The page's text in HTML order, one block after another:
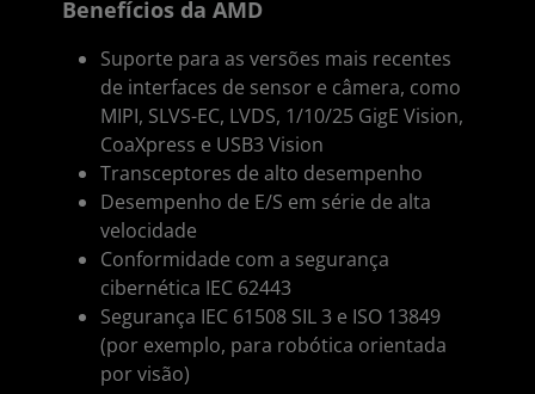
Benefícios da AMD
Suporte para as versões mais recentes
de interfaces de sensor e câmera, como
MIPI, SLVS-EC, LVDS, 1/10/25 GigE Vision,
CoaXpress e USB3 Vision
Transceptores de alto desempenho
Desempenho de E/S em série de alta
velocidade
Conformidade com a segurança
cibernética IEC 62443
Segurança IEC 61508 SIL 3 e ISO 13849
(por exemplo, para robótica orientada
por visão)